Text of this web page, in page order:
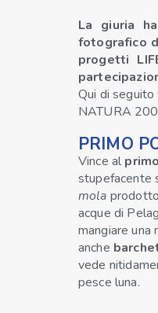
La giuria
fotografico
progetti
Qui di
NATURA
PRIMO
Vince al
stupefacente
mola
acque di
mangiare una
anche
vede
pesce luna.